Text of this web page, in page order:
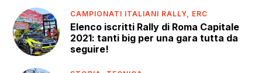
CAMPIONATI ITALIANI RALLY, ERC
Elenco iscritti Rally di Roma Capitale
2021: tanti big per una gara tutta da
seguire!